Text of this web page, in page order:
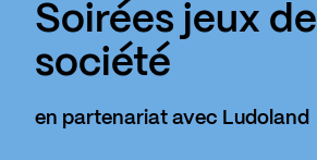
Soirées jeux de
société
en partenariat avec Ludoland